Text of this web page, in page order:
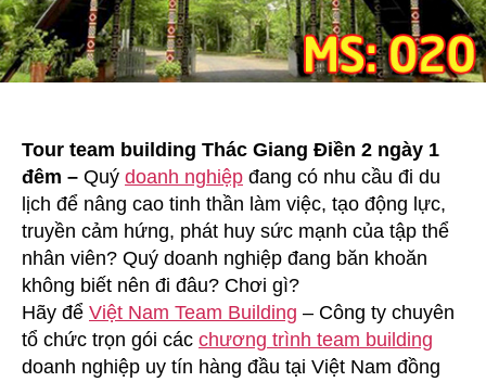
Tour team building Thác Giang Điền 2 ngày 1
đêm – Quý doanh nghiệp đang có nhu cầu đi du
lịch để nâng cao tinh thần làm việc, tạo động lực,
truyền cảm hứng, phát huy sức mạnh của tập thể
nhân viên? Quý doanh nghiệp đang băn khoăn
không biết nên đi đâu? Chơi gì?
Hãy để Việt Nam Team Building – Công ty chuyên
tổ chức trọn gói các chương trình team building
doanh nghiệp uy tín hàng đầu tại Việt Nam đồng